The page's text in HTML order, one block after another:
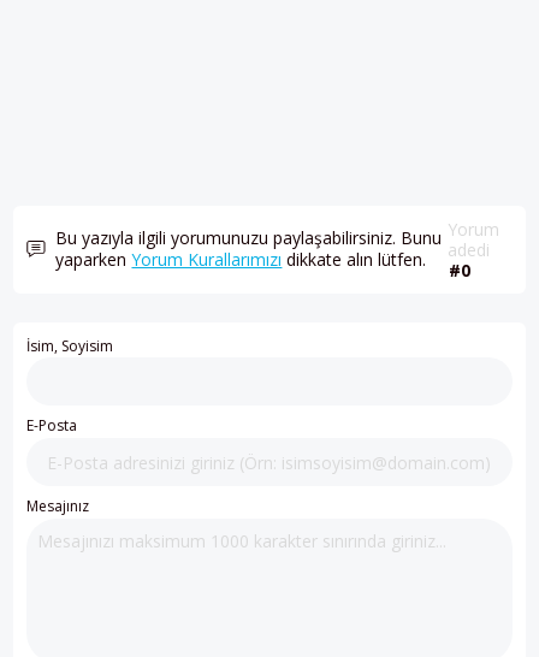
Bu yazıyla ilgili yorumunuzu paylaşabilirsiniz. Bunu
yaparkenYorum Kurallarımızı dikkate alın lütfen.
Yorum
adedi
#0
İsim, Soyisim
E-Posta
Mesajınız